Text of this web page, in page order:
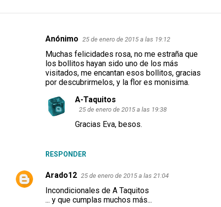
o
s
Anónimo 25 de enero de 2015 a las 19:12
Muchas felicidades rosa, no me estraña que
los bollitos hayan sido uno de los más
visitados, me encantan esos bollitos, gracias
por descubrirmelos, y la flor es monisima.
RESPONDER
A-Taquitos
25 de enero de 2015 a las 19:38
Gracias Eva, besos.
Arado12 25 de enero de 2015 a las 21:04
Incondicionales de A Taquitos
... y que cumplas muchos más...